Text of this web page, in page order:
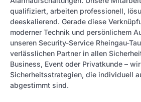
qualifiziert, arbeiten professionell,
deeskalierend. Gerade diese
moderner Technik und persönlichem
unseren Security-Service Rheingau-
verlässlichen Partner in allen
Business, Event oder Privatkunde –
Sicherheitsstrategien, die individuell
abgestimmt sind.